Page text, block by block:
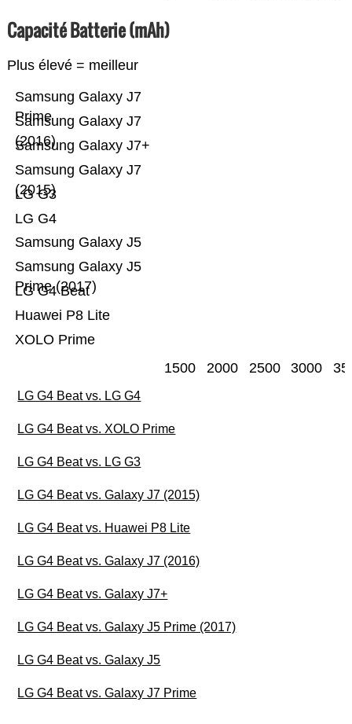
Capacité Batterie (mAh)
Plus élevé = meilleur
XOLO Prime
Huawei P8 Lite
LG G4 Beat
Samsung Galaxy J5
Prime (2017)
Samsung Galaxy J5
LG G4
LG G3
Samsung Galaxy J7
(2015)
Samsung Galaxy J7+
Samsung Galaxy J7
(2016)
Samsung Galaxy J7
Prime
1500 2000 2500 3000
LG G4 Beat vs. LG G4
LG G4 Beat vs. XOLO Prime
LG G4 Beat vs. LG G3
LG G4 Beat vs. Galaxy J7 (2015)
LG G4 Beat vs. Huawei P8 Lite
LG G4 Beat vs. Galaxy J7 (2016)
LG G4 Beat vs. Galaxy J7+
LG G4 Beat vs. Galaxy J5 Prime (2017)
LG G4 Beat vs. Galaxy J5
LG G4 Beat vs. Galaxy J7 Prime